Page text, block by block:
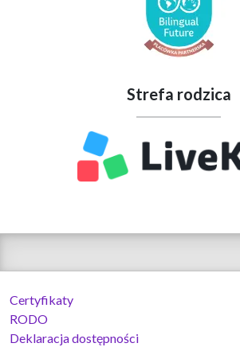
Strefa rodzica
Certyfikaty
RODO
Deklaracja dostępności